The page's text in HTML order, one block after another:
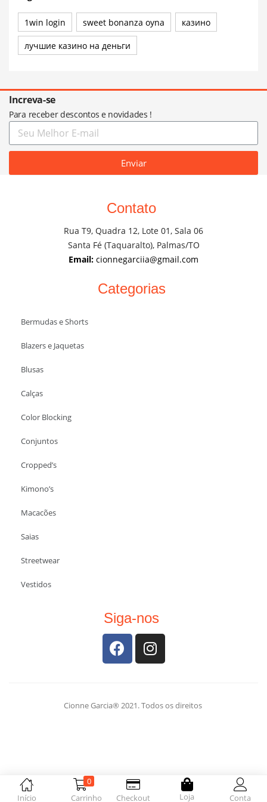
Início
0
Carrinho
Checkout Loja Conta
1win login sweet bonanza oyna казино
лучшие казино на деньги
Increva-se
Para receber descontos e novidades !
Enviar
Contato
Rua T9, Quadra 12, Lote 01, Sala 06
Santa Fé (Taquaralto), Palmas/TO
Email: cionnegarciia@gmail.com
Categorias
Bermudas e Shorts
Blazers e Jaquetas
Blusas
Calças
Color Blocking
Conjuntos
Cropped’s
Kimono’s
Macacões
Saias
Streetwear
Vestidos
Siga-nos
Cionne Garcia® 2021. Todos os direitos